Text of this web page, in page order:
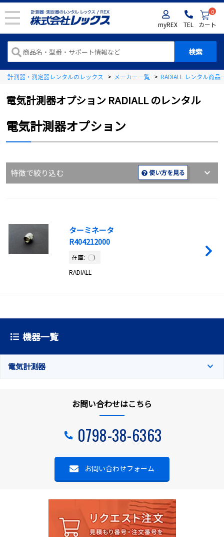
myREX TEL
0
カート
計測器・測定器レンタルのレックス > メーカー一覧 > RADIALL レンタル商品
電気計測器オプション RADIALL のレンタル
電気計測器オプション
使い方を見る
特徴で絞り込む
ターミネータ
R404212000
在庫:
RADIALL
機器一覧
電気計測器
お問い合わせはこちら
0798-38-6363
お問い合わせフォーム